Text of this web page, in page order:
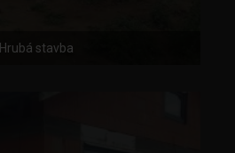
Hrubá stavba